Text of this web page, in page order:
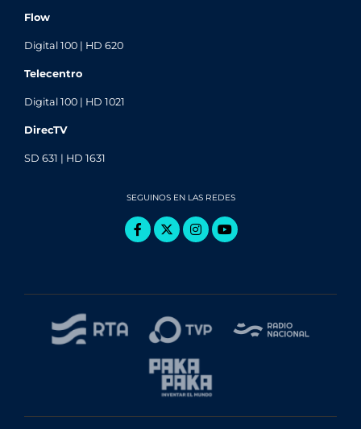
Flow
Digital 100 | HD 620
Telecentro
Digital 100 | HD 1021
DirecTV
SD 631 | HD 1631
SEGUINOS EN LAS REDES